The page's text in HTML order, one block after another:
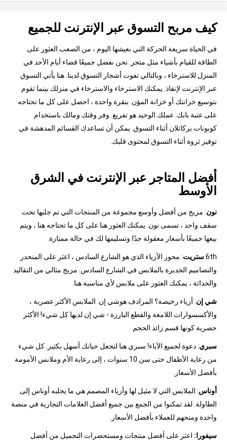
كيف مربح التسوق عبر الإنترنت للجميع
في الحياة سريعة الحركة التي نعيشها اليوم ، من الصعب العثور على
الطاقة للقيام بأشياء مثل متجر. نحن نفضل جميعًا قضاء أيام الأحد في
المنزل للاسترخاء ، وبالتالي تفوت أشجار التسوق لدينا. هنا يأتي التسوق
عبر الإنترنت لإنقاذ. يمكنك الاسترخاء والاسترخاء في منزلك بينما تقوم
بتوسيع خزانتك أو خزانة المؤن. بنقرة واحدة ، احصل على كل ما تحتاجه
على عتبة بابك. عملك الوحيد هو تفريغ. وفر وقتك ومالك باستخدام
كوبونات بركاتلان أثناء التسوق. يمكن أن تساعدك القسائم المدهشة في
توفير ثروة أثناء التسوق لمحتوى قلبك.
أفضل المتاجر عبر الإنترنت في الشرق
الأوسط
نون: مزيج من أفضل وأوسع مجموعة من المنتجات التي تم جلبها تحت
سقف واحد ، تسمى نون. يمكنك العثور هنا على كل ما تحتاجه هنا ، ويتم
بيعها جميعًا بأسعار معقولة جدًا وتسليمها لك في حالة ممتازة.
6thستريت: محور الأزياء الذي هو الشارع السادس ، اعثر على المنحدر
والتصاميم الجديرة بالملابس في الشارع السادس. مزيج مثالي من التقاليد
والحداثة ، يمكنك العثور على ملابس لأي مناسبة هنا.
شي إن: أزياء رخيصة؟ المرادف هوشي إن. الملابس الأكثر عصرية ،
والأكسسوارات اللامعة والقطع البارزة - شي إن لديها كل شيء! الأكثر
حصرية كونها قسم زائد الحجم.
سبري: دعوة لجميع الآباء! سبري هنا لتجعل حياتك أسهل بكثير. كل شيء
من رعاية الأطفال حتى سن 10 سنوات ، إلى رعاية الأم وملابس الأمومة
بأفضل الأسعار.
أوناس: الملابس التي لا مثيل لها وأزياء المصمم هي ما يجلبه أوناس إلى
الطاولة. لقد تمكنوا من الجمع بين جميع أفضل العلامات التجارية في منصة
واحدة ومنحهم للعملاء بأفضل الأسعار.
سيفورا: اعثر على أفضل منتجات ومستحضرات التجميل من أفضل